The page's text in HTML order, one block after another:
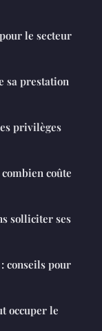
le secteur
sa prestation
privilèges
coûte
solliciter ses
conseils pour
occuper le